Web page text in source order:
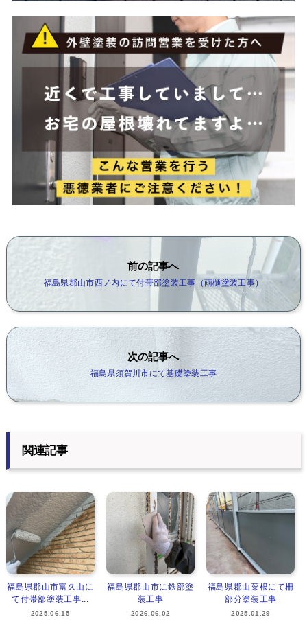
前の記事へ
福島県郡山市西ノ内にて付帯部塗装工事（雨樋塗装工事）
次の記事へ
福島県須賀川市にて基礎塗装工事
関連記事
福島県郡山市富久山に
て付帯部塗装工事...
2025.06.15
福島県郡山市に鉄部塗
装工事
2026.06.02
福島県郡山菜根にて柵
部分塗装工事
2025.01.29